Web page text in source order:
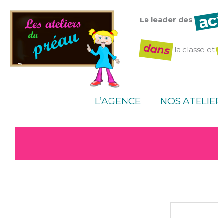
contenu
Le leader des
dans la classe et
L’AGENCE NOS